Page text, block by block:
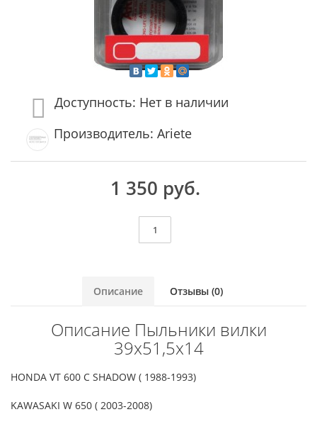
Доступность: Нет в наличии
Производитель: Ariete
1 350 руб.
Описание Отзывы (0)
Описание Пыльники вилки
39x51,5x14
HONDA VT 600 C SHADOW ( 1988-1993)
KAWASAKI W 650 ( 2003-2008)